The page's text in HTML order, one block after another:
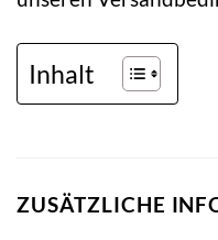
Inhalt
ZUSÄTZLICHE